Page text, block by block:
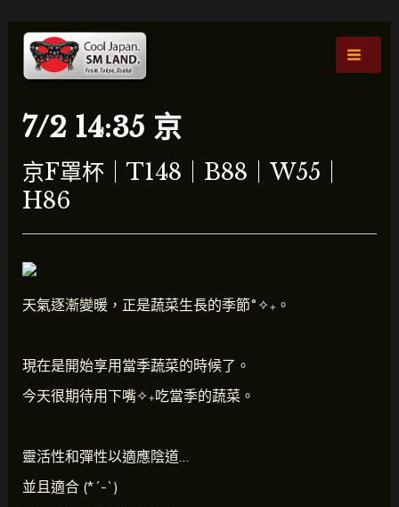
選
7/2 14:35 京
京F罩杯｜T148｜B88｜W55｜
H86
天氣逐漸變暖，正是蔬菜生長的季節˚✧₊。
現在是開始享用當季蔬菜的時候了。
今天很期待用下嘴✧₊吃當季的蔬菜。
靈活性和彈性以適應陰道…
並且適合 (*´-`)